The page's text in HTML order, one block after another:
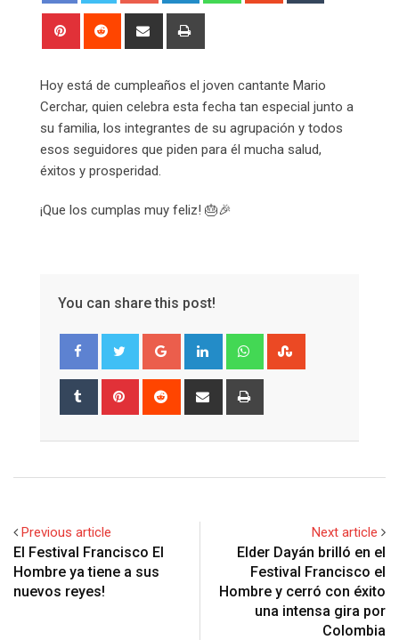
Pinterest Reddit
Share
Hoy está de cumpleaños el joven cantante Mario
Cerchar, quien celebra esta fecha tan especial junto a
su familia, los integrantes de su agrupación y todos
esos seguidores que piden para él mucha salud,
éxitos y prosperidad.
¡Que los cumplas muy feliz! 🎂🎉
You can share this post!
Google+ LinkedIn Whatsapp
Tumblr Pinterest Reddit
Share
Previous article
El Festival Francisco El
Hombre ya tiene a sus
nuevos reyes!
Next article
Elder Dayán brilló en el
Festival Francisco el
Hombre y cerró con éxito
una intensa gira por
Colombia